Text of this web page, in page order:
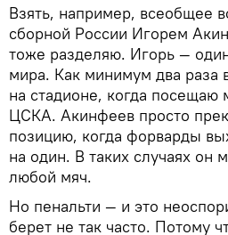
Взять, например, всеобщее
сборной России Игорем
тоже разделяю. Игорь —
мира. Как минимум два раза
на стадионе, когда посещаю
ЦСКА. Акинфеев просто
позицию, когда форварды
на один. В таких случаях он
любой мяч.
Но пенальти — и это
берет не так часто. Потому